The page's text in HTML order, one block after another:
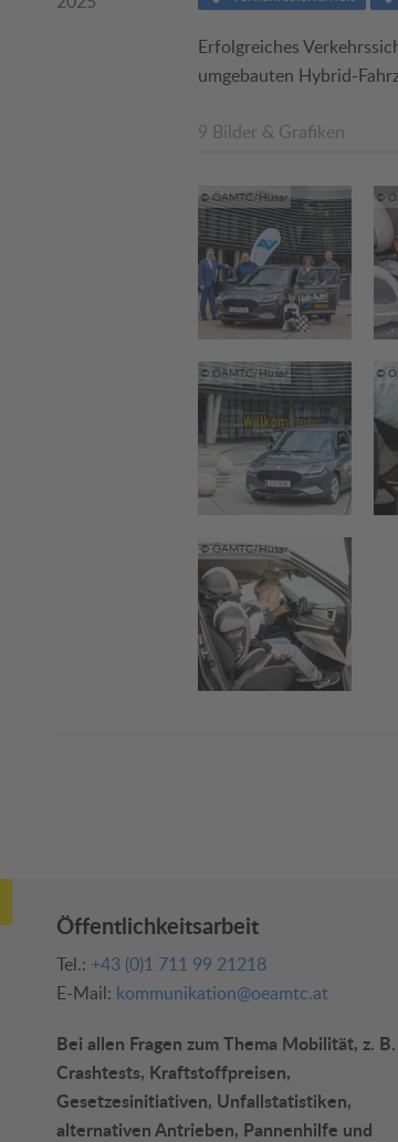
Erfolgreiches
umgebauten Hybrid-
9 Bilder & Grafiken
© ÖAMTC/Husar ©
© ÖAMTC/Husar ©
© ÖAMTC/Husar
Öffentlichkeitsarbeit
Tel.: +43 (0)1 711 99 21218
E-Mail: kommunikation@oeamtc.at
Bei allen Fragen zum Thema Mobilität, z. B.
Crashtests, Kraftstoffpreisen,
Gesetzesinitiativen, Unfallstatistiken,
alternativen Antrieben, Pannenhilfe und